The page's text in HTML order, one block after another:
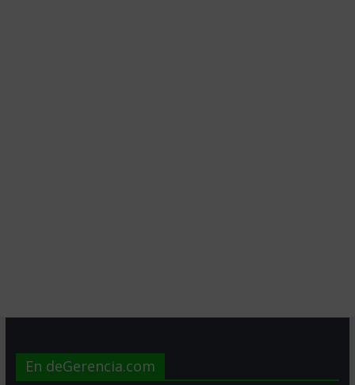
En deGerencia.com